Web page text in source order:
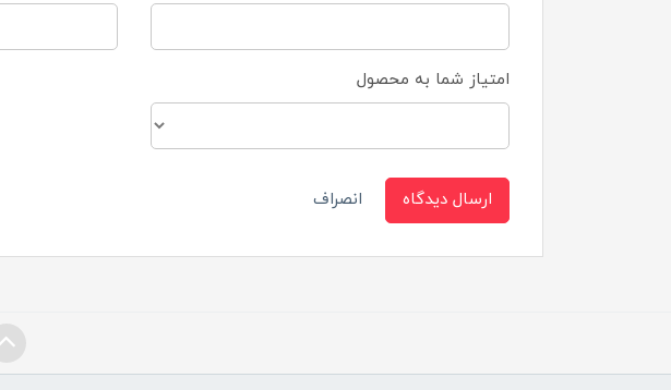
امتیاز شما به محصول
ارسال دیدگاه انصراف